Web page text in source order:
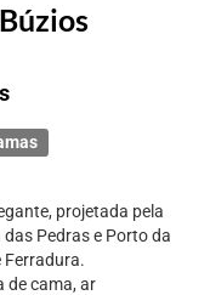
projetada pela
Pedras e Porto da
Ferradura.
de cama, ar